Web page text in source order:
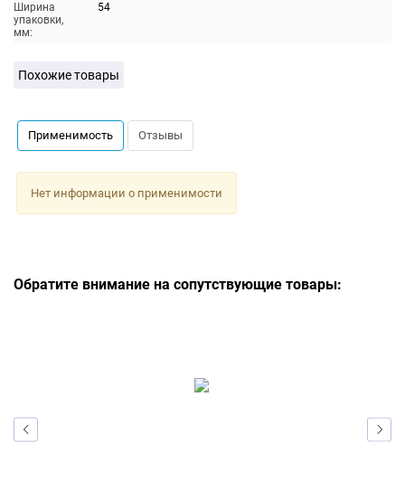
Ширина
упаковки,
мм:
54
Похожие товары
Применимость Отзывы
Нет информации о применимости
Обратите внимание на сопутствующие товары: